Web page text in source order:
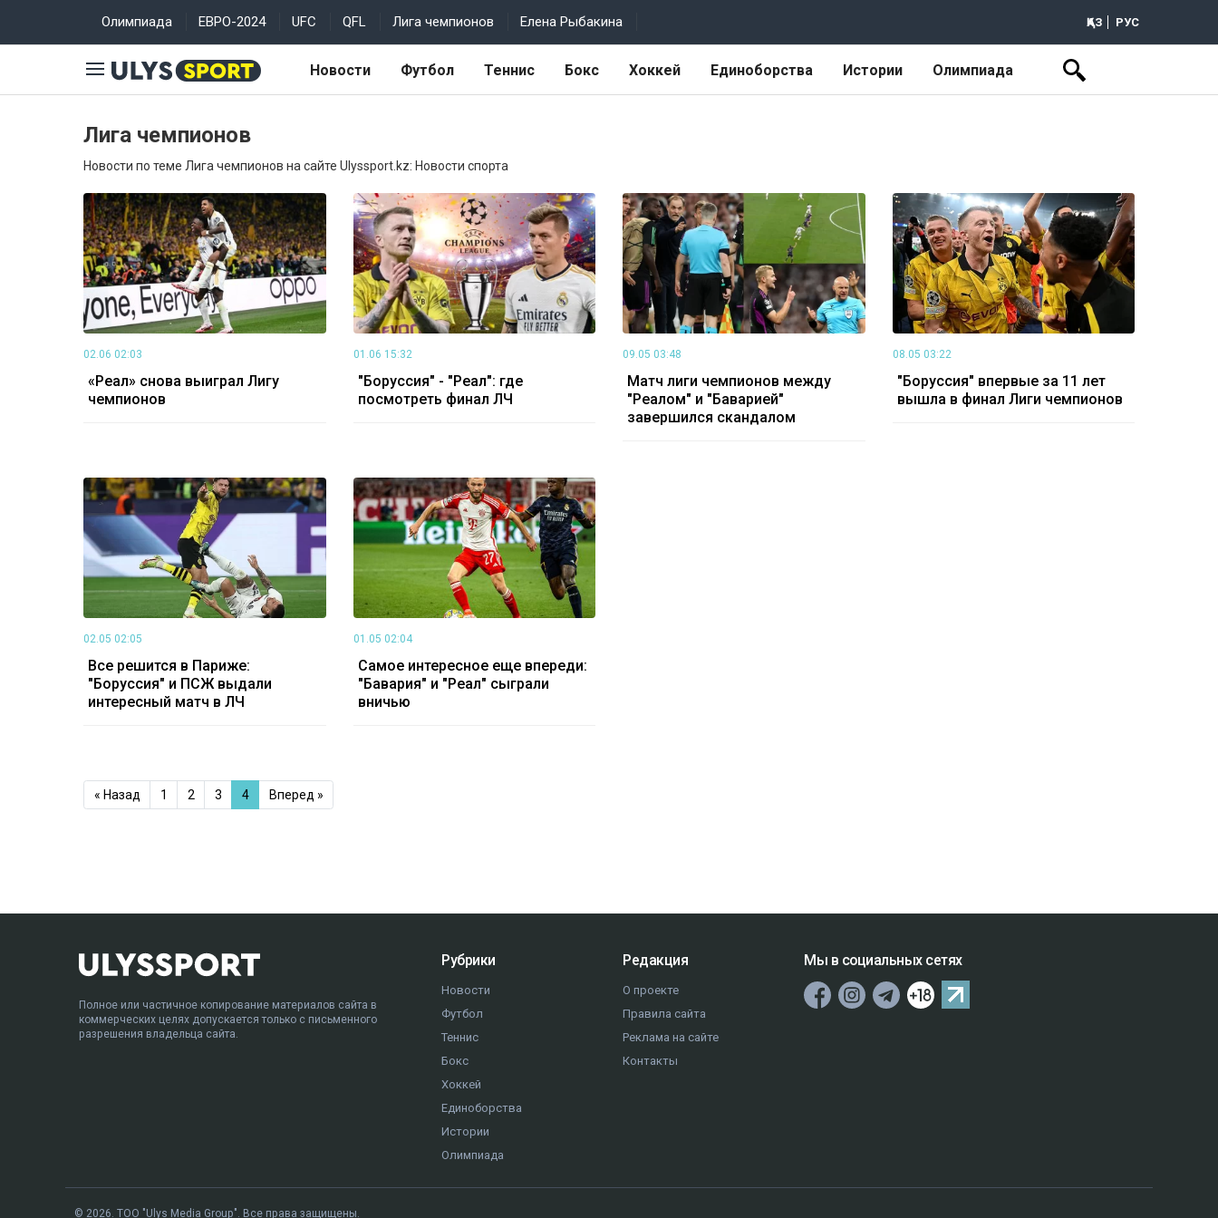
Олимпиада ЕВРО-2024 UFC QFL Лига чемпионов Елена Рыбакина ҚАЗ РУС
Новости Футбол Теннис Бокс Хоккей Единоборства Истории Олимпиада
Лига чемпионов
Новости по теме Лига чемпионов на сайте Ulyssport.kz: Новости спорта
02.06 02:03
«Реал» снова выиграл Лигу
чемпионов
01.06 15:32
"Боруссия" - "Реал": где
посмотреть финал ЛЧ
09.05 03:48
Матч лиги чемпионов между
"Реалом" и "Баварией"
завершился скандалом
08.05 03:22
"Боруссия" впервые за 11 лет
вышла в финал Лиги чемпионов
02.05 02:05
Все решится в Париже:
"Боруссия" и ПСЖ выдали
интересный матч в ЛЧ
01.05 02:04
Самое интересное еще впереди:
"Бавария" и "Реал" сыграли
вничью
« Назад 1 2 3 4 Вперед »
Полное или частичное копирование материалов сайта в
коммерческих целях допускается только с письменного
разрешения владельца сайта.
Рубрики
Новости
Футбол
Теннис
Бокс
Хоккей
Единоборства
Истории
Олимпиада
Редакция
О проекте
Правила сайта
Реклама на сайте
Контакты
Мы в социальных сетях
© 2026. ТОО "Ulys Media Group". Все права защищены.